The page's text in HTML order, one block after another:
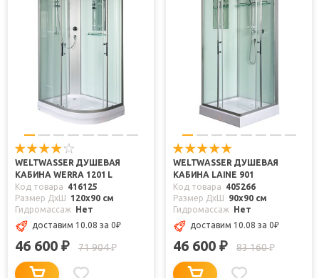
WELTWASSER ДУШЕВАЯ
КАБИНА WERRA 1201 L
Код товара
416125
Размер ДхШ
120x90 см
Гидромассаж
Нет
доставим 10.08 за 0₽
46 600 ₽ 71 904₽
WELTWASSER ДУШЕВАЯ
КАБИНА LAINE 901
Код товара
405266
Размер ДхШ
90x90 см
Гидромассаж
Нет
доставим 10.08 за 0₽
46 600 ₽ 83 160₽